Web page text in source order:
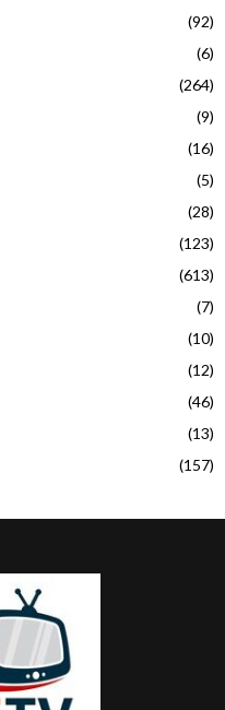
(92)
(6)
(264)
(9)
(16)
(5)
(28)
(123)
(613)
(7)
(10)
(12)
(46)
(13)
(157)